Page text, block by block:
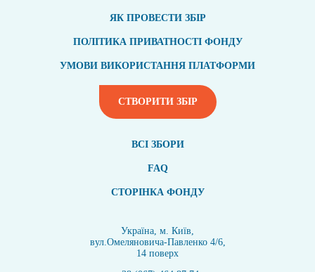
ЯК ПРОВЕСТИ ЗБІР
ПОЛІТИКА ПРИВАТНОСТІ ФОНДУ
УМОВИ ВИКОРИСТАННЯ ПЛАТФОРМИ
СТВОРИТИ ЗБІР
ВСI ЗБОРИ
FAQ
СТОРІНКА ФОНДУ
Україна, м. Київ,
вул.Омеляновича-Павленко 4/6,
14 поверх